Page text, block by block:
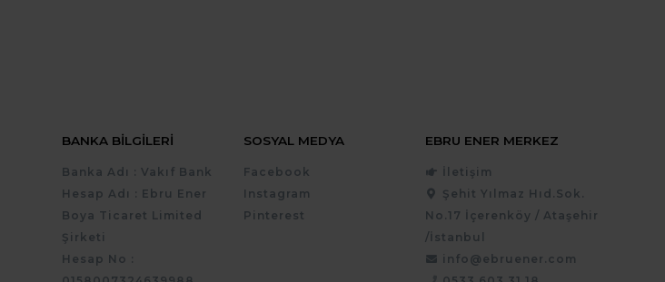
BANKA BILGILERI
Banka Adı : Vakıf Bank
Hesap Adı : Ebru Ener
Boya Ticaret Limited
Şirketi
Hesap No :
SOSYAL MEDYA
Facebook
Instagram
Pinterest
EBRU ENER MERKEZ
İletişim
Şehit Yılmaz Hıd.Sok.
No.17 İçerenköy / Ataşehir
/İstanbul
info@ebruener.com